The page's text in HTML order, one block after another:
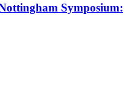
Symposium: